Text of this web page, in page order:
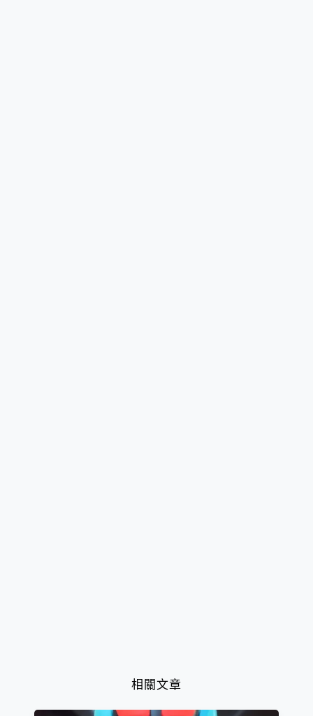
相關文章